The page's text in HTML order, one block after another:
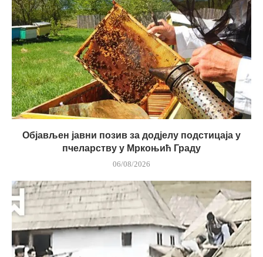
Објављен јавни позив за додјелу подстицаја у
пчеларству у Мркоњић Граду
06/08/2026